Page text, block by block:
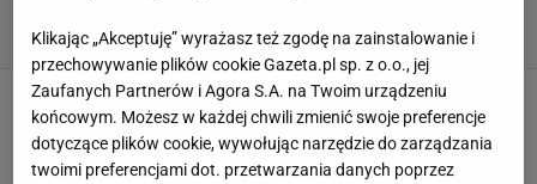
Boniek reaguje na doniesienia ws. przyszłości
Urbana. "Co w tym dziwnego?"
Norbert Amlicki,5 SIERPNIA 2026, 10:06
Klikając „Akceptuję” wyrażasz też zgodę na zainstalowanie i
przechowywanie plików cookie Gazeta.pl sp. z o.o., jej
Zaufanych Partnerów i Agora S.A. na Twoim urządzeniu
końcowym. Możesz w każdej chwili zmienić swoje preferencje
dotyczące plików cookie, wywołując narzędzie do zarządzania
twoimi preferencjami dot. przetwarzania danych poprzez